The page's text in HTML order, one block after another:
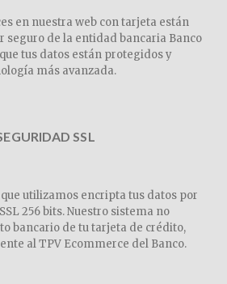
en nuestra web con tarjeta están
seguro de la entidad bancaria Banco
tus datos están protegidos y
más avanzada.
SSL
utilizamos encripta tus datos por
256 bits. Nuestro sistema no
bancario de tu tarjeta de crédito,
al TPV Ecommerce del Banco.